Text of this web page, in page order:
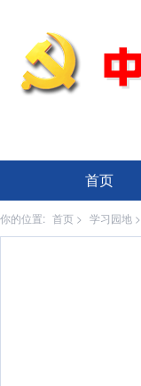
首页
你的位置: 首页 > 学习园地 >